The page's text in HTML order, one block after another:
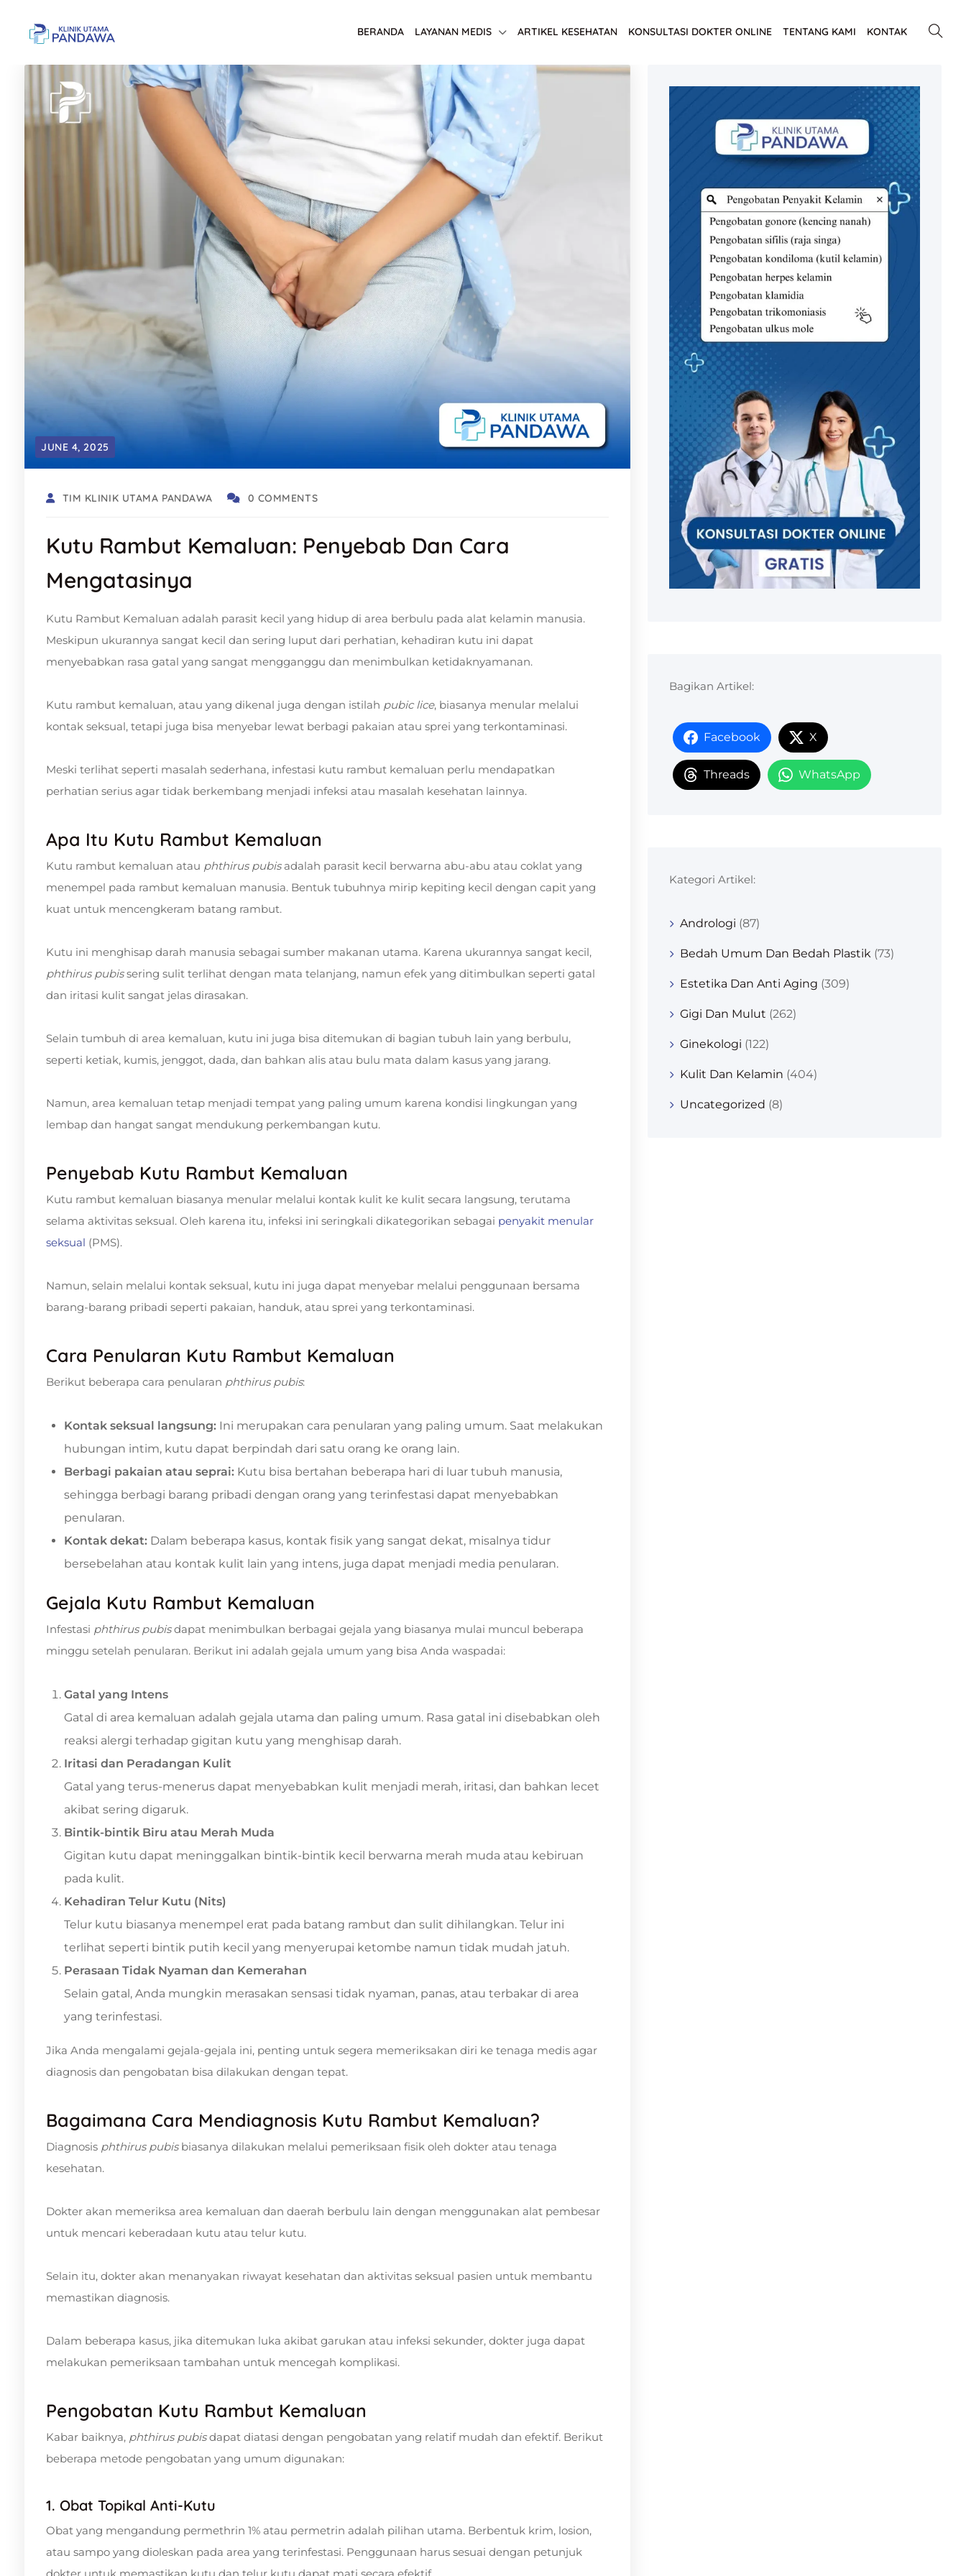
BERANDA LAYANAN MEDIS ARTIKEL KESEHATAN KONSULTASI DOKTER ONLINE TENTANG KAMI KONTAK
JUNE 4, 2025
TIM KLINIK UTAMA PANDAWA 0 COMMENTS
Kutu Rambut Kemaluan: Penyebab Dan Cara
Mengatasinya
Kutu Rambut Kemaluan adalah parasit kecil yang hidup di area berbulu pada alat kelamin manusia.
Meskipun ukurannya sangat kecil dan sering luput dari perhatian, kehadiran kutu ini dapat
menyebabkan rasa gatal yang sangat mengganggu dan menimbulkan ketidaknyamanan.
Kutu rambut kemaluan, atau yang dikenal juga dengan istilah pubic lice, biasanya menular melalui
kontak seksual, tetapi juga bisa menyebar lewat berbagi pakaian atau sprei yang terkontaminasi.
Meski terlihat seperti masalah sederhana, infestasi kutu rambut kemaluan perlu mendapatkan
perhatian serius agar tidak berkembang menjadi infeksi atau masalah kesehatan lainnya.
Apa Itu Kutu Rambut Kemaluan
Kutu rambut kemaluan atau phthirus pubis adalah parasit kecil berwarna abu-abu atau coklat yang
menempel pada rambut kemaluan manusia. Bentuk tubuhnya mirip kepiting kecil dengan capit yang
kuat untuk mencengkeram batang rambut.
Kutu ini menghisap darah manusia sebagai sumber makanan utama. Karena ukurannya sangat kecil,
phthirus pubissering sulit terlihat dengan mata telanjang, namun efek yang ditimbulkan seperti gatal
dan iritasi kulit sangat jelas dirasakan.
Selain tumbuh di area kemaluan, kutu ini juga bisa ditemukan di bagian tubuh lain yang berbulu,
seperti ketiak, kumis, jenggot, dada, dan bahkan alis atau bulu mata dalam kasus yang jarang.
Namun, area kemaluan tetap menjadi tempat yang paling umum karena kondisi lingkungan yang
lembap dan hangat sangat mendukung perkembangan kutu.
Penyebab Kutu Rambut Kemaluan
Kutu rambut kemaluan biasanya menular melalui kontak kulit ke kulit secara langsung, terutama
selama aktivitas seksual. Oleh karena itu, infeksi ini seringkali dikategorikan sebagai penyakit menular
seksual (PMS).
Namun, selain melalui kontak seksual, kutu ini juga dapat menyebar melalui penggunaan bersama
barang-barang pribadi seperti pakaian, handuk, atau sprei yang terkontaminasi.
Cara Penularan Kutu Rambut Kemaluan
Berikut beberapa cara penularan phthirus pubis:
Kontak seksual langsung: Ini merupakan cara penularan yang paling umum. Saat melakukan
hubungan intim, kutu dapat berpindah dari satu orang ke orang lain.
Berbagi pakaian atau seprai: Kutu bisa bertahan beberapa hari di luar tubuh manusia,
sehingga berbagi barang pribadi dengan orang yang terinfestasi dapat menyebabkan
penularan.
Kontak dekat: Dalam beberapa kasus, kontak fisik yang sangat dekat, misalnya tidur
bersebelahan atau kontak kulit lain yang intens, juga dapat menjadi media penularan.
Gejala Kutu Rambut Kemaluan
Infestasi phthirus pubisdapat menimbulkan berbagai gejala yang biasanya mulai muncul beberapa
minggu setelah penularan. Berikut ini adalah gejala umum yang bisa Anda waspadai:
Gatal yang Intens
Gatal di area kemaluan adalah gejala utama dan paling umum. Rasa gatal ini disebabkan oleh
reaksi alergi terhadap gigitan kutu yang menghisap darah.
Iritasi dan Peradangan Kulit
Gatal yang terus-menerus dapat menyebabkan kulit menjadi merah, iritasi, dan bahkan lecet
akibat sering digaruk.
Bintik-bintik Biru atau Merah Muda
Gigitan kutu dapat meninggalkan bintik-bintik kecil berwarna merah muda atau kebiruan
pada kulit.
Kehadiran Telur Kutu (Nits)
Telur kutu biasanya menempel erat pada batang rambut dan sulit dihilangkan. Telur ini
terlihat seperti bintik putih kecil yang menyerupai ketombe namun tidak mudah jatuh.
Perasaan Tidak Nyaman dan Kemerahan
Selain gatal, Anda mungkin merasakan sensasi tidak nyaman, panas, atau terbakar di area
yang terinfestasi.
Jika Anda mengalami gejala-gejala ini, penting untuk segera memeriksakan diri ke tenaga medis agar
diagnosis dan pengobatan bisa dilakukan dengan tepat.
Bagaimana Cara Mendiagnosis Kutu Rambut Kemaluan?
Diagnosis phthirus pubisbiasanya dilakukan melalui pemeriksaan fisik oleh dokter atau tenaga
kesehatan.
Dokter akan memeriksa area kemaluan dan daerah berbulu lain dengan menggunakan alat pembesar
untuk mencari keberadaan kutu atau telur kutu.
Selain itu, dokter akan menanyakan riwayat kesehatan dan aktivitas seksual pasien untuk membantu
memastikan diagnosis.
Dalam beberapa kasus, jika ditemukan luka akibat garukan atau infeksi sekunder, dokter juga dapat
melakukan pemeriksaan tambahan untuk mencegah komplikasi.
Pengobatan Kutu Rambut Kemaluan
Kabar baiknya, phthirus pubisdapat diatasi dengan pengobatan yang relatif mudah dan efektif. Berikut
beberapa metode pengobatan yang umum digunakan:
1. Obat Topikal Anti-Kutu
Obat yang mengandung permethrin 1% atau permetrin adalah pilihan utama. Berbentuk krim, losion,
atau sampo yang dioleskan pada area yang terinfestasi. Penggunaan harus sesuai dengan petunjuk
Bagikan Artikel:
Facebook X
Threads WhatsApp
Kategori Artikel:
Andrologi (87)
Bedah Umum Dan Bedah Plastik (73)
Estetika Dan Anti Aging (309)
Gigi Dan Mulut (262)
Ginekologi (122)
Kulit Dan Kelamin (404)
Uncategorized (8)